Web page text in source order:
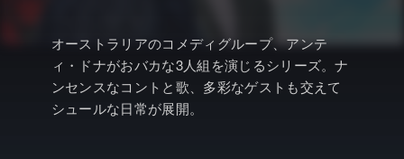
Netflixオリジナル作品
Netflix Video
…
オーストラリアのコメディグループ、アンテ
ィ・ドナがおバカな3人組を演じるシリーズ。ナ
ンセンスなコントと歌、多彩なゲストも交えて
シュールな日常が展開。